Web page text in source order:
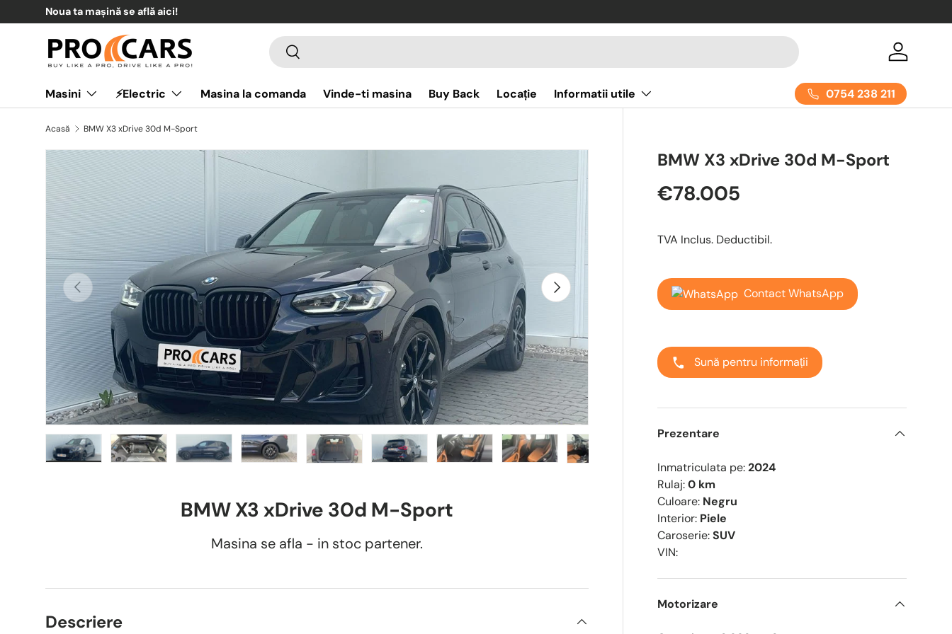
Sari la conținut
Noua ta mașină se află aici!
Căutare
Căutare
Masini ⚡Electric Masina la comanda Vinde-ti masina Buy Back Locație Informatii utile 0754 238 211
Acasă BMW X3 xDrive 30d M-Sport
Anterior Următorul
Încărcați imaginea 1 în vizualizarea galeriei
Încărcați imaginea 2 în vizualizarea galeriei
Încărcați imaginea 3 în vizualizarea galeriei
Încărcați imaginea 4 în vizualizarea galeriei
Încărcați imaginea 5 în vizualizarea galeriei
Încărcați imaginea 6 în vizualizarea galeriei
Încărcați imaginea 7 în vizualizarea galeriei
Încărcați imaginea 8 în vizualizarea galeriei
Încărcați imaginea 9 în vizualizarea galeriei
Încărcați imaginea 10 în vizualizarea galeriei
Încărcați imaginea 11 în vizualizarea galeriei
Încărcați imaginea 12 în vizualizarea
BMW X3 xDrive 30d M-Sport
€78.005
TVA Inclus. Deductibil.
Contact WhatsApp
Sună pentru informații
Prezentare
Inmatriculata pe:2024
Rulaj:0 km
Culoare: Negru
Interior: Piele
Caroserie:SUV
VIN:
Motorizare
BMW X3 xDrive 30d M-Sport
Masina se afla - in stoc partener.
Descriere